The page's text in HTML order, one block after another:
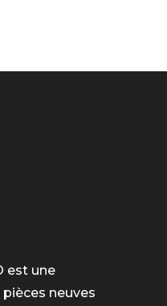
woman-used-
est une
neuves